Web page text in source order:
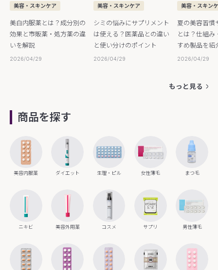
美容・スキンケア
美白内服薬とは？成分別の
効果と市販薬・処方薬の違
いを解説
2026/04/29
美容・スキンケア
シミの悩みにサプリメント
は使える？医薬品との違い
と使い分けのポイント
2026/04/29
美容・スキン
夏の美容習慣
とは？仕組み
すめ製品を紹
2026/04/29
もっと見る
商品を探す
美容内服薬 ダイエット 生理・ピル 女性薄毛 まつ毛
ニキビ 美容外用薬 コスメ サプリ 男性薄毛